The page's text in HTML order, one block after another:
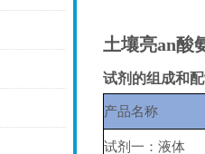
土壤亮an酸
试剂的组成和
产品名称
试剂一：液体